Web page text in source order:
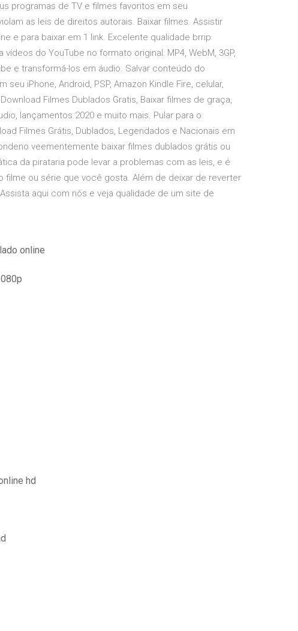
programas de TV e filmes favoritos em seu
as leis de direitos autorais. Baixar filmes. Assistir
e para baixar em 1 link. Excelente qualidade brrip
do YouTube no formato original: MP4, WebM, 3GP,
e transformá-los em áudio. Salvar conteúdo do
seu iPhone, Android, PSP, Amazon Kindle Fire, celular,
Filmes Dublados Gratis, Baixar filmes de graça,
lançamentos 2020 e muito mais. Pular para o
Filmes Grátis, Dublados, Legendados e Nacionais em
veementemente baixar filmes dublados grátis ou
da pirataria pode levar a problemas com as leis, e é
ou série que você gosta. Além de deixar de reverter
aqui com nós e veja qualidade de um site de
online
hd